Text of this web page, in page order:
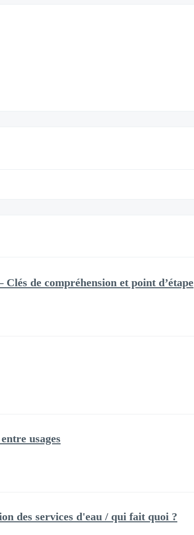
de compréhension et point d’étape
usages
des services d'eau / qui fait quoi ?